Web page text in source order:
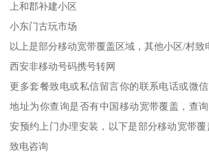
上和郡补建小区
小东门古玩市场
以上是部分移动宽带覆盖区域，其他小区/村致
西安非移动号码携号转网
更多套餐致电或私信留言你的联系电话或微
地址为你查询是否有中国移动宽带覆盖，查
安预约上门办理安装，以下是部分移动宽带
致电咨询